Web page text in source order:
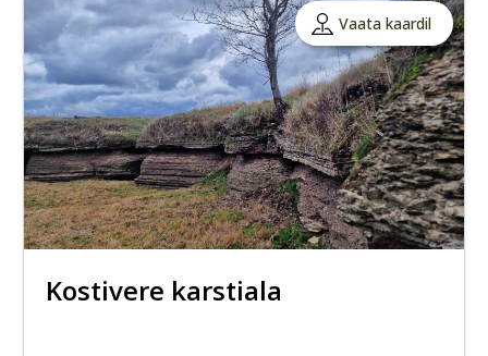
Vaata kaardil
Kostivere karstiala